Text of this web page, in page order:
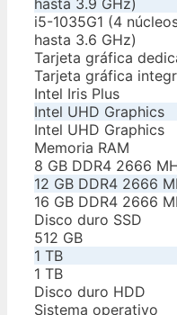
hasta 3.9 GHz)
i5-1035G1 (4
hasta 3.6 GHz)
Tarjeta gráfica
Tarjeta gráfica
Intel Iris Plus
Intel UHD Graphics
Intel UHD Graphics
Memoria RAM
8 GB DDR4 2666
12 GB DDR4 2666
16 GB DDR4 2666
Disco duro SSD
512 GB
1 TB
1 TB
Disco duro HDD
Sistema operativo